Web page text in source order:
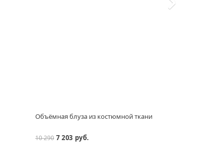
Объёмная блуза из костюмной ткани
10 290 7 203 руб.